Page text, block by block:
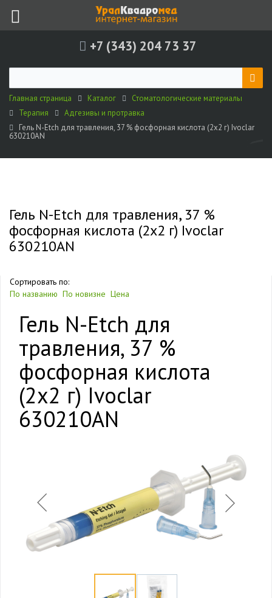
+7 (343) 204 73 37
Главная страница Каталог
Стоматологические материалы
Терапия
Адгезивы и протравка
Гель N-Etch для травления, 37 % фосфорная кислота (2х2 г) Ivoclar
630210AN
Гель N-Etch для травления, 37 %
фосфорная кислота (2х2 г) Ivoclar
630210AN
Сортировать по:
По названию По новизне Цена
Гель N-Etch для
травления, 37 %
фосфорная кислота
(2х2 г) Ivoclar
630210AN